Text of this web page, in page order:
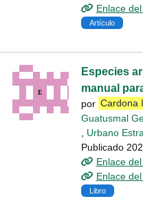
Enlace
Artículo
Especies
manual
por Cardona
Guatusmal
Urbano
Publicado
Enlace
Enlace
Libro